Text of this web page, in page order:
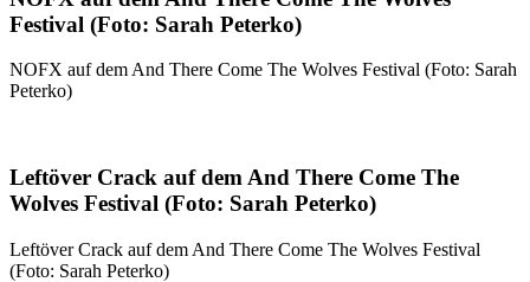
Festival (Foto: Sarah Peterko)
NOFX auf dem And There Come The Wolves Festival (Foto: Sarah
Peterko)
Leftöver Crack auf dem And There Come The
Wolves Festival (Foto: Sarah Peterko)
Leftöver Crack auf dem And There Come The Wolves Festival
(Foto: Sarah Peterko)